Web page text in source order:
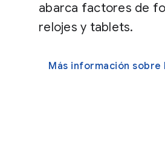
abarca factores de
relojes y tablets.